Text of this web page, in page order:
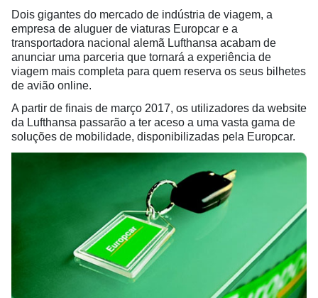
Dois gigantes do mercado de indústria de viagem, a
empresa de aluguer de viaturas Europcar e a
transportadora nacional alemã Lufthansa acabam de
anunciar uma parceria que tornará a experiência de
viagem mais completa para quem reserva os seus bilhetes
de avião online.
A partir de finais de março 2017, os utilizadores da website
da Lufthansa passarão a ter aceso a uma vasta gama de
soluções de mobilidade, disponibilizadas pela Europcar.